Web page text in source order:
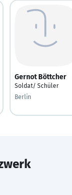
Gernot Böttcher
Soldat/ Schüler
Berlin